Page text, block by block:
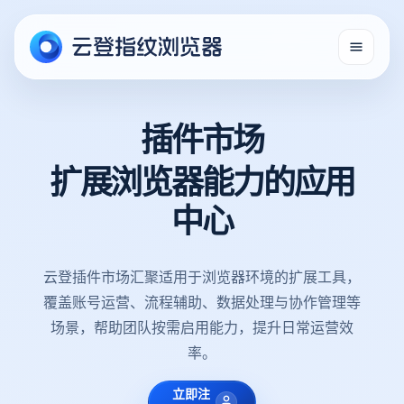
插件市场
扩展浏览器能力的应用
中心
云登插件市场汇聚适用于浏览器环境的扩展工具，
覆盖账号运营、流程辅助、数据处理与协作管理等
场景，帮助团队按需启用能力，提升日常运营效
率。
立即注